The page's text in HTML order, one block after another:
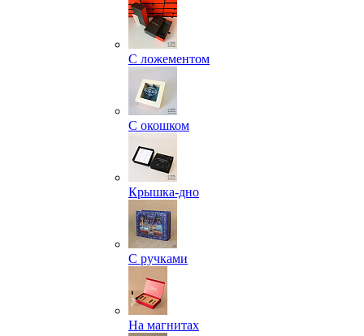
С ложементом
С окошком
Крышка-дно
С ручками
На магнитах